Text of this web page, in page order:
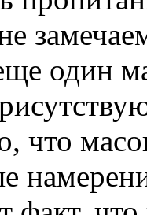
один
что